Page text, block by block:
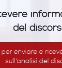
del
per enviare e
sull'analisi del